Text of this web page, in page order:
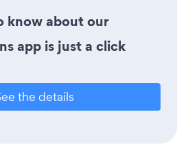
know about our
app is just a click
the details